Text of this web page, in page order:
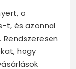
a
t, és azonnal
hogy